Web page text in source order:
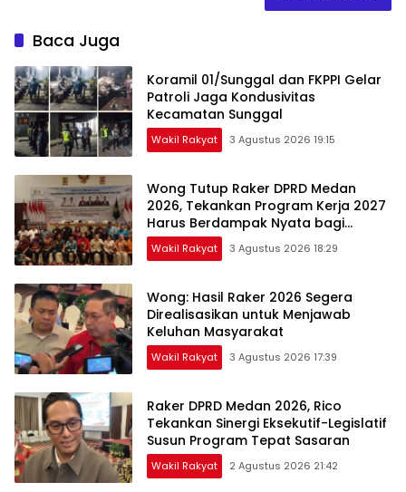
Baca Juga
Koramil 01/Sunggal dan FKPPI Gelar
Patroli Jaga Kondusivitas
Kecamatan Sunggal
Wakil Rakyat 3 Agustus 2026 19:15
Wong Tutup Raker DPRD Medan
2026, Tekankan Program Kerja 2027
Harus Berdampak Nyata bagi
Masyarakat
Wakil Rakyat 3 Agustus 2026 18:29
Wong: Hasil Raker 2026 Segera
Direalisasikan untuk Menjawab
Keluhan Masyarakat
Wakil Rakyat 3 Agustus 2026 17:39
Raker DPRD Medan 2026, Rico
Tekankan Sinergi Eksekutif-Legislatif
Susun Program Tepat Sasaran
Wakil Rakyat 2 Agustus 2026 21:42